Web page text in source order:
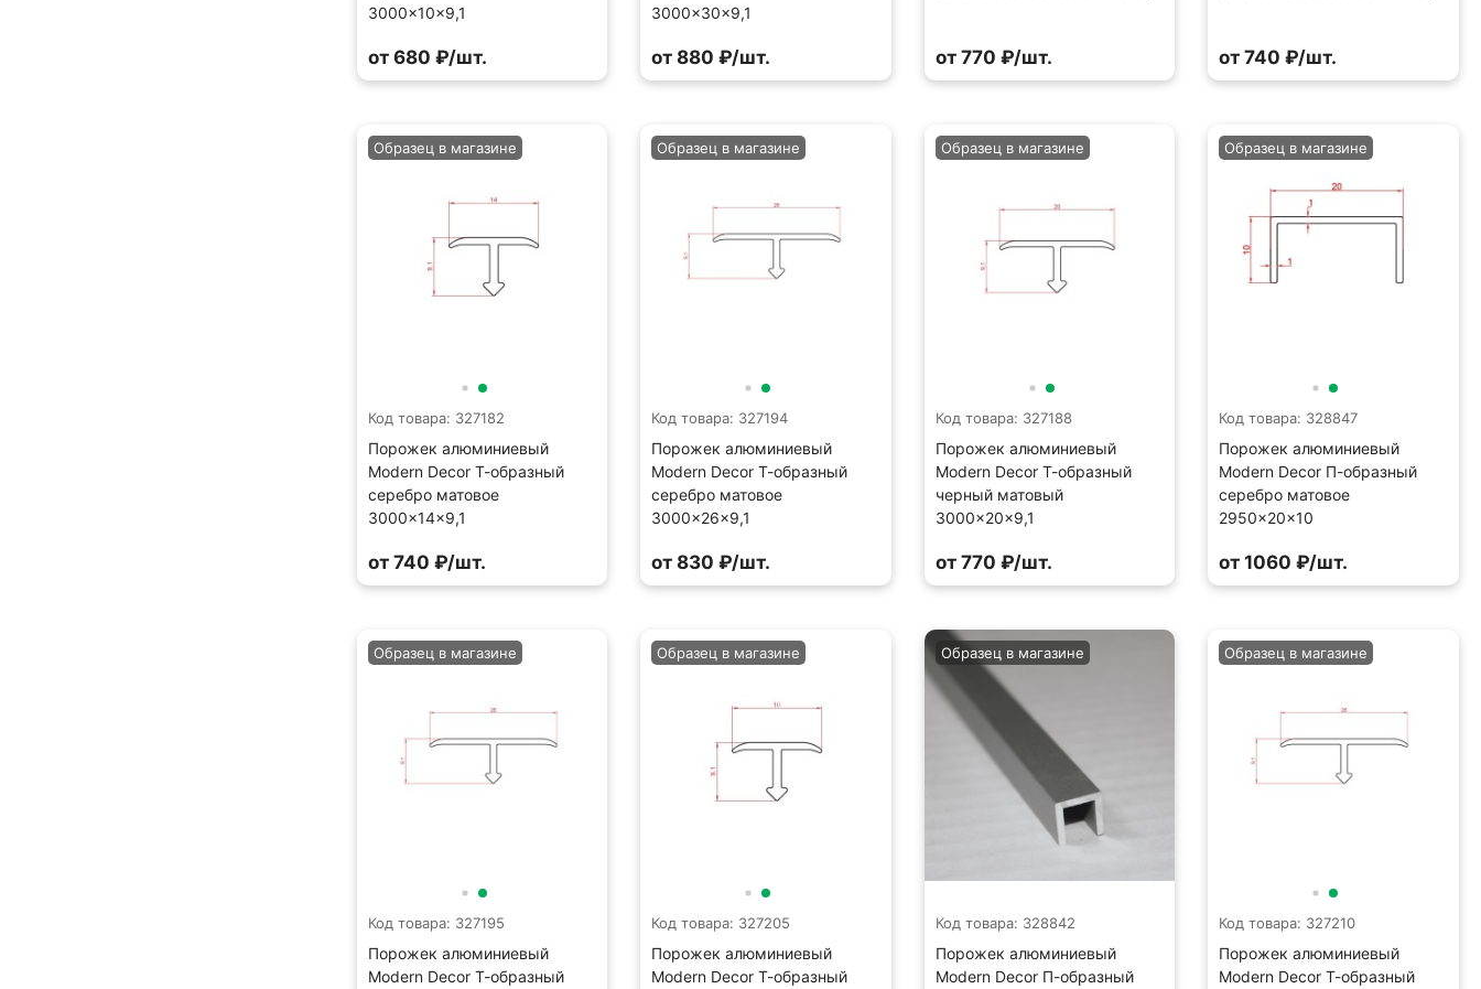
3000×10×9,1
от 680 ₽/шт.
3000×30×9,1
от 880 ₽/шт. от 770 ₽/шт. от 740 ₽/шт.
Код товара: 327182
Порожек алюминиевый
Modern Decor Т-образный
серебро матовое
3000×14×9,1
Образец в магазине
от 740 ₽/шт.
Код товара: 327194
Порожек алюминиевый
Modern Decor Т-образный
серебро матовое
3000×26×9,1
Образец в магазине
от 830 ₽/шт.
Код товара: 327188
Порожек алюминиевый
Modern Decor Т-образный
черный матовый
3000×20×9,1
Образец в магазине
от 770 ₽/шт.
Код товара: 328847
Порожек алюминиевый
Modern Decor П-образный
серебро матовое
2950×20×10
Образец в магазине
от 1060 ₽/шт.
Код товара: 327195
Порожек алюминиевый
Modern Decor Т-образный
Образец в магазине
Код товара: 327205
Порожек алюминиевый
Modern Decor Т-образный
Образец в магазине
Код товара: 328842
Порожек алюминиевый
Modern Decor П-образный
Образец в магазине
Код товара: 327210
Порожек алюминиевый
Modern Decor Т-образный
Образец в магазине